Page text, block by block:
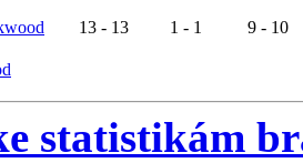
13 - 13 1 - 1 9 - 10
statistikám